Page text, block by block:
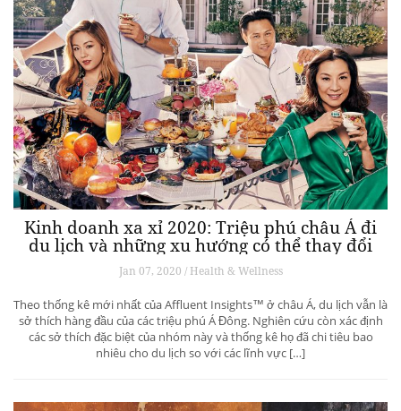
Kinh doanh xa xỉ 2020: Triệu phú châu Á đi
du lịch và những xu hướng có thể thay đổi
ngành du lịch thượng lưu
Jan 07, 2020 / Health & Wellness
Theo thống kê mới nhất của Affluent Insights™ ở châu Á, du lịch vẫn là
sở thích hàng đầu của các triệu phú Á Đông. Nghiên cứu còn xác định
các sở thích đặc biệt của nhóm này và thống kê họ đã chi tiêu bao
nhiêu cho du lịch so với các lĩnh vực […]